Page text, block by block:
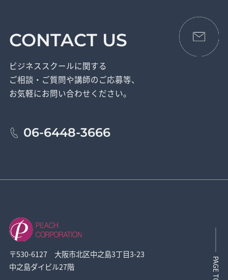
CONTACT US
ビジネススクールに関する
ご相談・ご質問や講師のご応募等、
お気軽にお問い合わせください。
06-6448-3666
〒530-6127 大阪市北区中之島3丁目3-23
中之島ダイビル27階
PAGE TOP